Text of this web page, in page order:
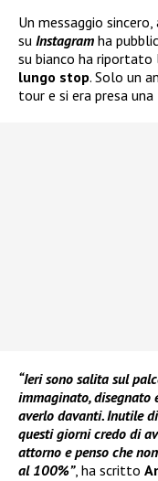
Un messaggio
su Instagram ha
su bianco ha riportato
lungo stop. Solo un
tour e si era presa una
“Ieri sono salita sul
immaginato, disegnato
averlo davanti. Inutile
questi giorni credo di
attorno e penso che
al 100%”, ha scritto